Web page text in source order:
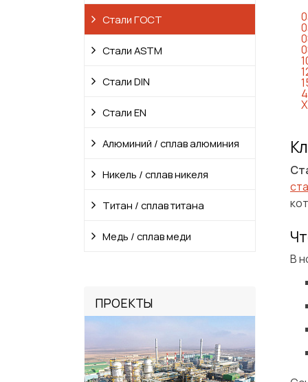
Стали ГОСТ
Стали ASTM
Стали DIN
Стали EN
Алюминий / сплав алюминия
Никель / сплав никеля
Титан / сплав титана
Медь / сплав меди
ПРОЕКТЫ
В